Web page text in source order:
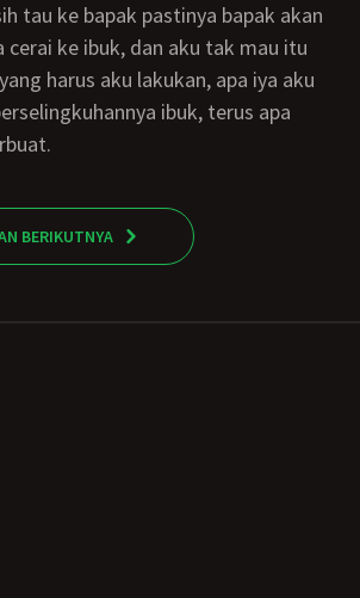
tau ke bapak pastinya bapak akan
cerai ke ibuk, dan aku tak mau itu
harus aku lakukan, apa iya aku
ibuk, terus apa
BERIKUTNYA